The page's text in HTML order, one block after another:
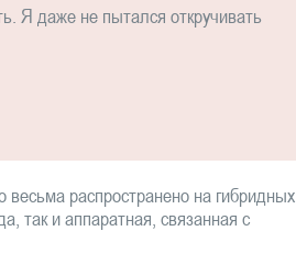
Я даже не пытался откручивать
распространено на гибридных
так и аппаратная, связанная с